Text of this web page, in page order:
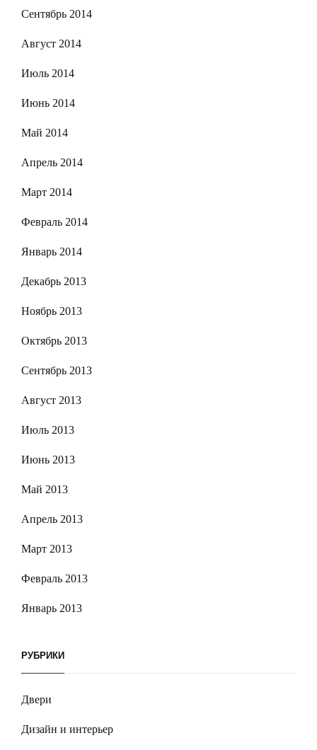
Сентябрь 2014
Август 2014
Июль 2014
Июнь 2014
Май 2014
Апрель 2014
Март 2014
Февраль 2014
Январь 2014
Декабрь 2013
Ноябрь 2013
Октябрь 2013
Сентябрь 2013
Август 2013
Июль 2013
Июнь 2013
Май 2013
Апрель 2013
Март 2013
Февраль 2013
Январь 2013
РУБРИКИ
Двери
Дизайн и интерьер